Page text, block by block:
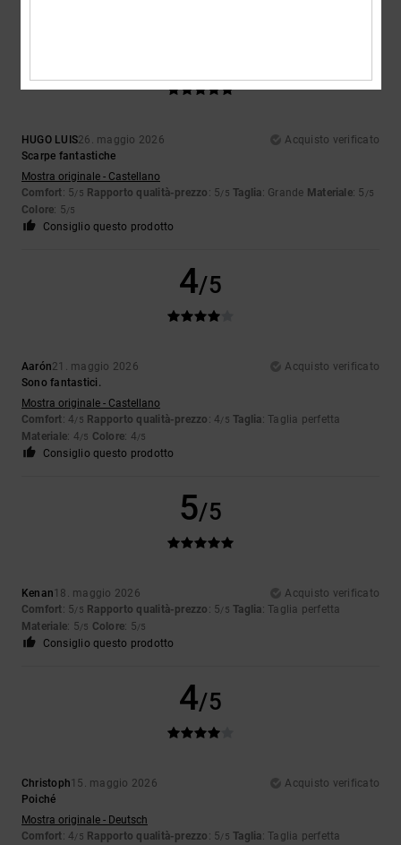
HUGO LUIS26. maggio 2026
Acquisto verificato
Scarpe fantastiche
Mostra originale - Castellano
Comfort: 5/5 Rapporto qualità-prezzo : 5/5 Taglia: Grande Materiale: 5 /5
Colore: 5/5
Consiglio questo prodotto
4/5
Aarón21. maggio 2026
Acquisto verificato
Sono fantastici.
Mostra originale - Castellano
Comfort: 4/5 Rapporto qualità-prezzo : 4/5 Taglia: Taglia perfetta
Materiale: 4/5 Colore: 4/5
Consiglio questo prodotto
5/5
Kenan18. maggio 2026
Acquisto verificato
Comfort: 5/5 Rapporto qualità-prezzo : 5/5 Taglia: Taglia perfetta
Materiale: 5/5 Colore: 5/5
Consiglio questo prodotto
4/5
Christoph15. maggio 2026
Acquisto verificato
Poiché
Mostra originale - Deutsch
Comfort: 4/5 Rapporto qualità-prezzo : 5/5 Taglia: Taglia perfetta